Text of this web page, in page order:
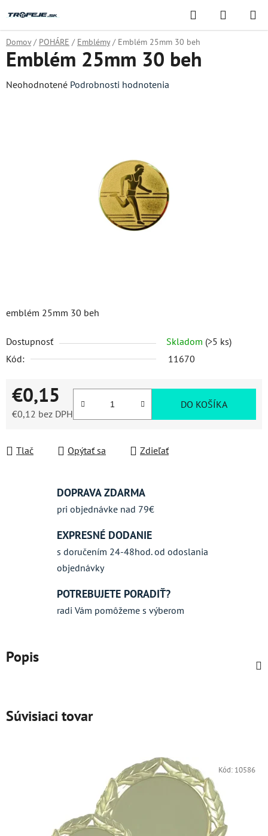
na
obsah
Hľadať
KOŠÍK
Domov / POHÁRE / Emblémy / Emblém 25mm 30 beh
emblém 25mm 30 beh
Dostupnosť Skladom (>5 ks)
Kód:
11670
€0,15
€0,12 bez DPH
DO KOŠÍKA
Tlač Opýtať sa Zdieľať
Emblém 25mm 30 beh
Priemerné
Neohodnotené Podrobnosti hodnotenia
DOPRAVA ZDARMA
pri objednávke nad 79€
EXPRESNÉ DODANIE
s doručením 24-48hod. od odoslania
objednávky
POTREBUJETE PORADIŤ?
radi Vám pomôžeme s výberom
Popis
Súvisiaci tovar
Kód: 10586